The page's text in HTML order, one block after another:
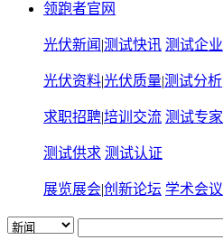
领跑者官网
光伏新闻 |测试快讯 测试企业
光伏资料|光伏质量|测试分析
求职招聘|培训交流 测试专家
测试供求 测试认证
展览展会|创新论坛 学术会议